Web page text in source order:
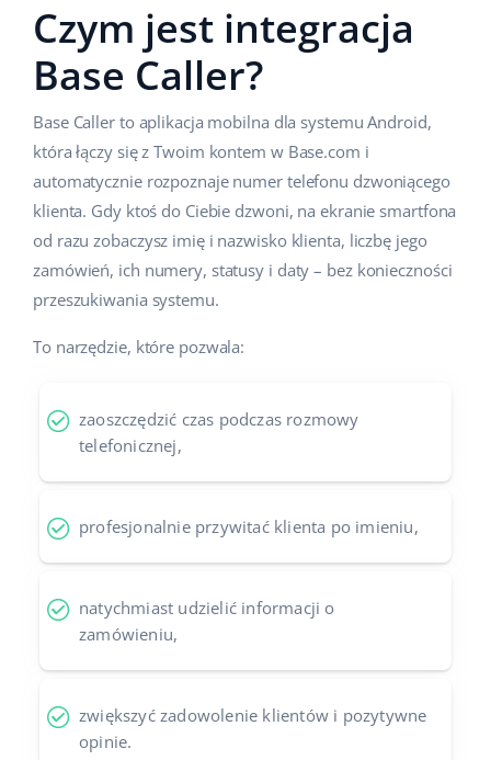
Czym jest integracja
Base Caller?
Base Caller to aplikacja mobilna dla systemu Android,
która łączy się z Twoim kontem w Base.com i
automatycznie rozpoznaje numer telefonu dzwoniącego
klienta. Gdy ktoś do Ciebie dzwoni, na ekranie smartfona
od razu zobaczysz imię i nazwisko klienta, liczbę jego
zamówień, ich numery, statusy i daty – bez konieczności
przeszukiwania systemu.
To narzędzie, które pozwala:
zaoszczędzić czas podczas rozmowy
telefonicznej,
profesjonalnie przywitać klienta po imieniu,
natychmiast udzielić informacji o
zamówieniu,
zwiększyć zadowolenie klientów i pozytywne
opinie.